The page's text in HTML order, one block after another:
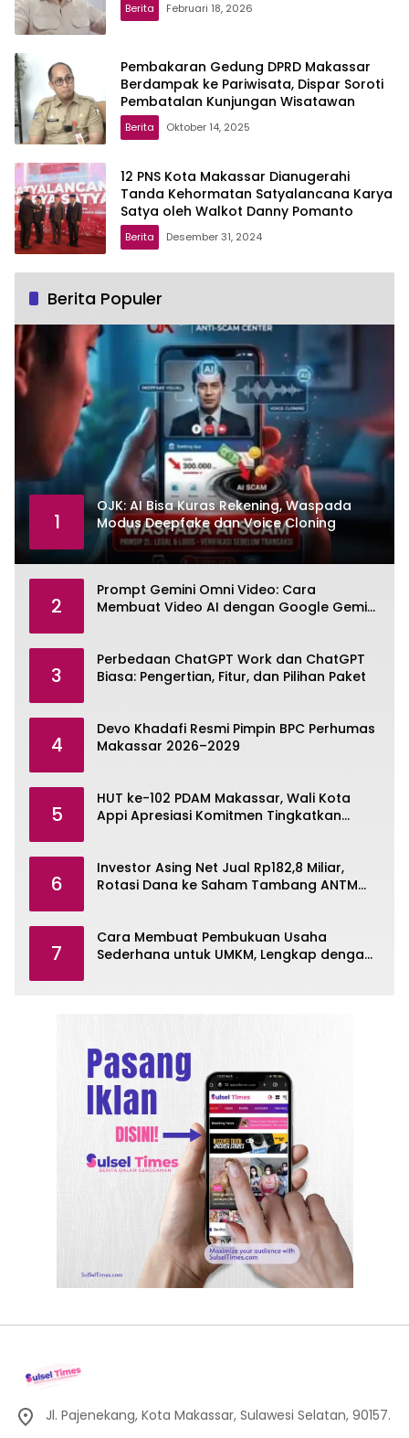
Berita Februari 18, 2026
Pembakaran Gedung DPRD Makassar
Berdampak ke Pariwisata, Dispar Soroti
Pembatalan Kunjungan Wisatawan
Berita Oktober 14, 2025
12 PNS Kota Makassar Dianugerahi
Tanda Kehormatan Satyalancana Karya
Satya oleh Walkot Danny Pomanto
Berita Desember 31, 2024
Berita Populer
1
OJK: AI Bisa Kuras Rekening, Waspada
Modus Deepfake dan Voice Cloning
2
Prompt Gemini Omni Video: Cara
Membuat Video AI dengan Google Gemini
3
Perbedaan ChatGPT Work dan ChatGPT
Biasa: Pengertian, Fitur, dan Pilihan Paket
4
Devo Khadafi Resmi Pimpin BPC Perhumas
Makassar 2026–2029
5
HUT ke-102 PDAM Makassar, Wali Kota
Appi Apresiasi Komitmen Tingkatkan
6
Investor Asing Net Jual Rp182,8 Miliar,
Rotasi Dana ke Saham Tambang ANTM
7
Cara Membuat Pembukuan Usaha
Sederhana untuk UMKM, Lengkap dengan
Jl. Pajenekang, Kota Makassar, Sulawesi Selatan, 90157.